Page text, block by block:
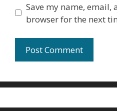
Save my name, email,
browser for the next